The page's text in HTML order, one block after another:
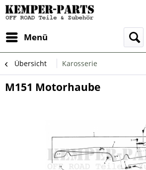
Menü
Übersicht Karosserie
M151 Motorhaube